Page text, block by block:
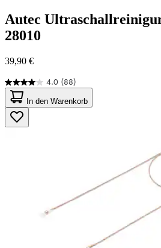
Autec
28010
39,90 €
4.0 (88)
4.0
von
5
Sternen.
88
In den Warenkorb